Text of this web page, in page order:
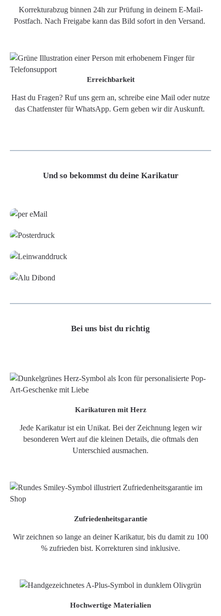
Korrekturabzug binnen 24h zur Prüfung in deinem E-Mail-
Postfach. Nach Freigabe kann das Bild sofort in den Versand.
Erreichbarkeit
Hast du Fragen? Ruf uns gern an, schreibe eine Mail oder nutze
das Chatfenster für WhatsApp. Gern geben wir dir Auskunft.
Und so bekommst du deine Karikatur
Bei uns bist du richtig
Karikaturen mit Herz
Jede Karikatur ist ein Unikat. Bei der Zeichnung legen wir
besonderen Wert auf die kleinen Details, die oftmals den
Unterschied ausmachen.
Zufriedenheitsgarantie
Wir zeichnen so lange an deiner Karikatur, bis du damit zu 100
% zufrieden bist. Korrekturen sind inklusive.
Hochwertige Materialien